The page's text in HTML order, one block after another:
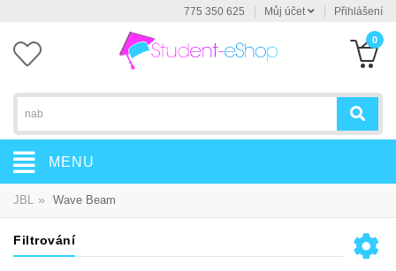
775 350 625 Můj účet Přihlášení
0
MENU
JBL » Wave Beam
Filtrování